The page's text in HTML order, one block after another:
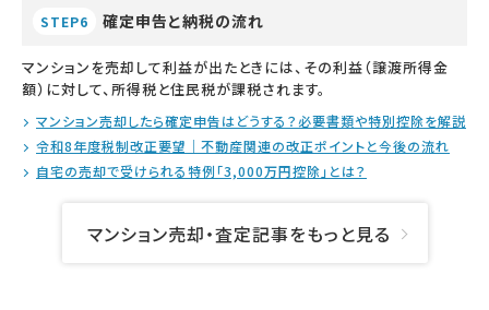
STEP6 確定申告と納税の流れ
マンションを売却して利益が出たときには、その利益（譲渡所得金
額）に対して、所得税と住民税が課税されます。
マンション売却したら確定申告はどうする？必要書類や特別控除を解説
令和8年度税制改正要望｜不動産関連の改正ポイントと今後の流れ
自宅の売却で受けられる特例「3,000万円控除」とは？
マンション売却・査定記事をもっと見る